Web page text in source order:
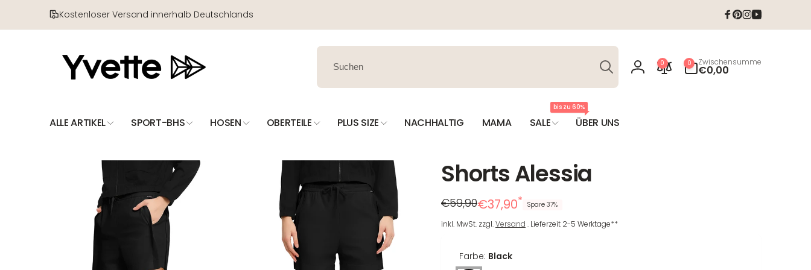
Kostenloser Versand innerhalb Deutschlands Facebook
Pinterest
Instagram
YouTube
Suchen
Einloggen
0 0
Artikel
Zwischensumme
€0,00
ALLE ARTIKEL SPORT-BHS HOSEN OBERTEILE PLUS SIZE NACHHALTIG MAMA SALE
bis zu 60%
ÜBER UNS
Produktinformationen
Shorts Alessia
Regulärer
Preis
€59,90
Reduzierter
Preis
€37,90* Spare 37%
inkl. MwSt. zzgl.Versand . Lieferzeit 2-5 Werktage**
Farbe: Black